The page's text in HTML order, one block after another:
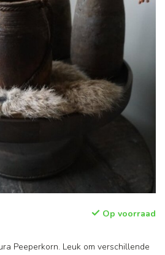
Op voorraad
Peeperkorn. Leuk om verschillende